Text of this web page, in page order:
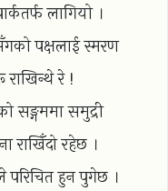
लागियो ।
पक्षलाई स्मरण
रे !
सङ्गममा समुद्री
राखिँदो रहेछ ।
परिचित हुन पुगेछ ।